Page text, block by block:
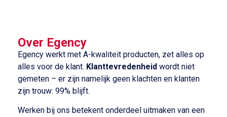
Over Egency
Egency werkt met A-kwaliteit producten, zet alles op
alles voor de klant. Klanttevredenheid wordt niet
gemeten – er zijn namelijk geen klachten en klanten
zijn trouw: 99% blijft.
Werken bij ons betekent onderdeel uitmaken van een